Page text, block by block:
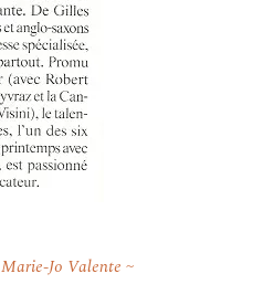
Marie-Jo Valente